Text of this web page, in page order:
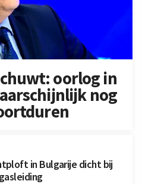
oorlog in
nog
in Bulgarije dicht bij